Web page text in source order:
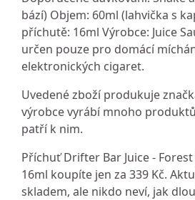
bází) Objem: 60ml (lahvička s
příchutě: 16ml Výrobce: Juice
určen pouze pro domácí
elektronických cigaret.
Uvedené zboží produkuje
výrobce vyrábí mnoho
patří k nim.
Příchuť Drifter Bar Juice -
16ml koupíte jen za 339 Kč.
skladem, ale nikdo neví, jak